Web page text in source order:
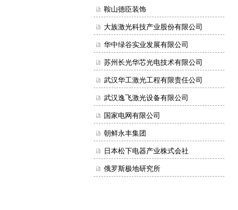
鞍山德臣装饰
大族激光科技产业股份有限公司
华中绿谷实业发展有限公司
苏州长光华芯光电技术有限公司
武汉华工激光工程有限责任公司
武汉逸飞激光设备有限公司
国家电网有限公司
朝鲜永丰集团
日本松下电器产业株式会社
俄罗斯极地研究所